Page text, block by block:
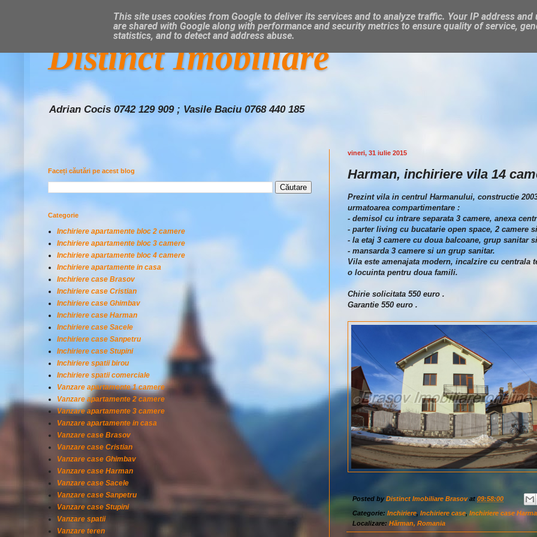
Distinct Imobiliare
Adrian Cocis 0742 129 909 ; Vasile Baciu 0768 440 185
vineri, 31 iulie 2015
Harman, inchiriere vila 14
Prezint vila in centrul Harmanului, constructie
urmatoarea compartimentare :
- demisol cu intrare separata 3 camere, anexa
- parter living cu bucatarie open space, 2 camere
- la etaj 3 camere cu doua balcoane, grup sanitar
- mansarda 3 camere si un grup sanitar.
Vila este amenajata modern, incalzire cu
o locuinta pentru doua famili.
Chirie solicitata 550 euro .
Garantie 550 euro .
Posted byDistinct Imobiliare Brasov at 09:58:00
Categorie: Inchiriere, Inchiriere case, Inchiriere case
Localizare: Hărman, Romania
Faceți căutări pe acest blog
Categorie
Inchiriere apartamente bloc 2 camere
Inchiriere apartamente bloc 3 camere
Inchiriere apartamente bloc 4 camere
Inchiriere apartamente in casa
Inchiriere case Brasov
Inchiriere case Cristian
Inchiriere case Ghimbav
Inchiriere case Harman
Inchiriere case Sacele
Inchiriere case Sanpetru
Inchiriere case Stupini
Inchiriere spatii birou
Inchiriere spatii comerciale
Vanzare apartamente 1 camere
Vanzare apartamente 2 camere
Vanzare apartamente 3 camere
Vanzare apartamente in casa
Vanzare case Brasov
Vanzare case Cristian
Vanzare case Ghimbav
Vanzare case Harman
Vanzare case Sacele
Vanzare case Sanpetru
Vanzare case Stupini
Vanzare spatii
Vanzare teren
This site uses cookies from Google to deliver its services and to analyze traffic. Your IP address and
are shared with Google along with performance and security metrics to ensure quality of service,
statistics, and to detect and address abuse.